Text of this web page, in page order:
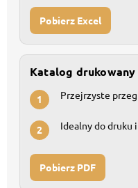
Pobierz Excel
Katalog drukowany
1 Przejrzyste
2 Idealny do
Pobierz PDF